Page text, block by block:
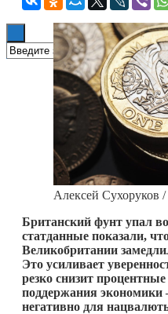
Алексей Сухоруков
Британский фунт упал
статданные показали,
Великобритании
Это усиливает
резко снизит
поддержания
негативно для